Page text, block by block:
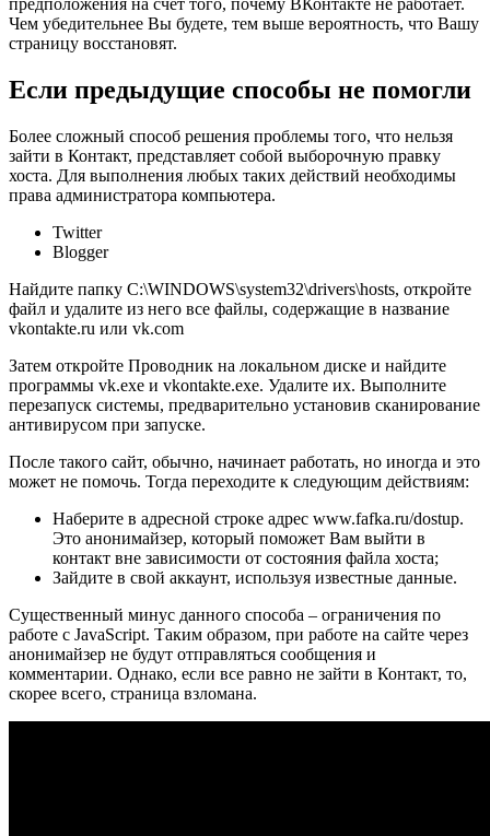
Чем убедительнее Вы будете, тем выше вероятность, что Вашу
страницу восстановят.
Если предыдущие способы не помогли
Более сложный способ решения проблемы того, что нельзя
зайти в Контакт, представляет собой выборочную правку
хоста. Для выполнения любых таких действий необходимы
права администратора компьютера.
Twitter
Blogger
Найдите папку C:\WINDOWS\system32\drivers\hosts, откройте
файл и удалите из него все файлы, содержащие в название
vkontakte.ru или vk.com
Затем откройте Проводник на локальном диске и найдите
программы vk.exe и vkontakte.exе. Удалите их. Выполните
перезапуск системы, предварительно установив сканирование
антивирусом при запуске.
После такого сайт, обычно, начинает работать, но иногда и это
может не помочь. Тогда переходите к следующим действиям:
Наберите в адресной строке адрес www.fafka.ru/dostup.
Это анонимайзер, который поможет Вам выйти в
контакт вне зависимости от состояния файла хоста;
Зайдите в свой аккаунт, используя известные данные.
Существенный минус данного способа – ограничения по
работе с JavaScript. Таким образом, при работе на сайте через
анонимайзер не будут отправляться сообщения и
комментарии. Однако, если все равно не зайти в Контакт, то,
скорее всего, страница взломана.